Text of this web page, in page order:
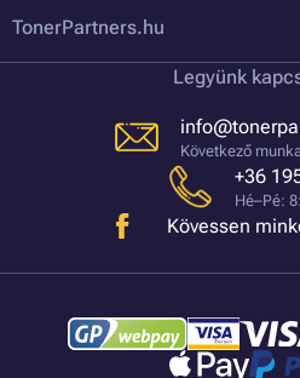
TonerPartners.hu
Legyünk
Következő
+36
Hé–Pé:
Kövessen